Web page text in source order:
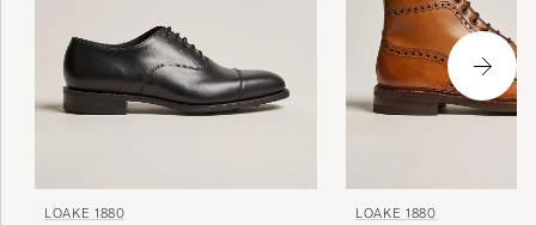
LOAKE 1880 LOAKE 1880